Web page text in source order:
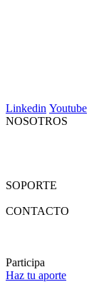
Linkedin Youtube
NOSOTROS
SOPORTE
CONTACTO
Participa
Haz tu aporte